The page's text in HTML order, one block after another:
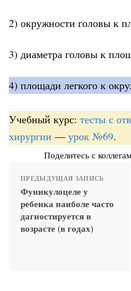
2) окружности головы к
3) диаметра головы к
4) площади легкого к
Учебный курс: тесты с
хирургии — урок №69.
Поделитесь с
ПРЕДЫДУЩАЯ ЗАПИСЬ
Фуникулоцеле у
ребенка наиболе часто
дагностируется в
возрасте (в годах)